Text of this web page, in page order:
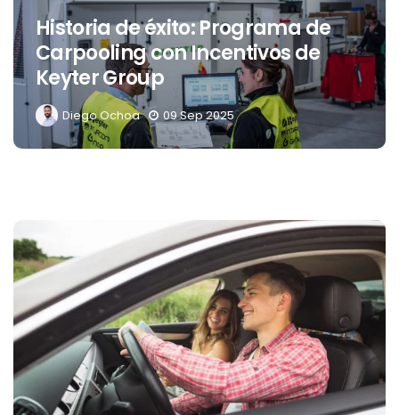
Historia de éxito: Programa de
Carpooling con Incentivos de
Keyter Group
Diego Ochoa 09 Sep 2025